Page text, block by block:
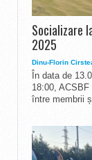
Socializare
2025
Dinu-Florin
În data de
18:00,
între membrii